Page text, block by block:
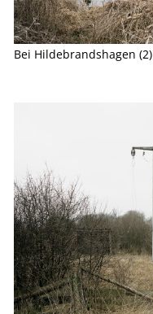
Bei Hildebrandshagen (2)